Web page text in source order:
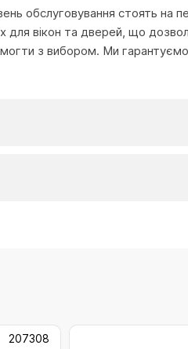
обслуговування стоять на
вікон та дверей, що
з вибором. Ми
207308